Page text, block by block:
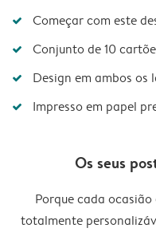
Começar com este
Conjunto de 10
Design em ambos os
Impresso em papel
Os seus
Porque cada
totalmente